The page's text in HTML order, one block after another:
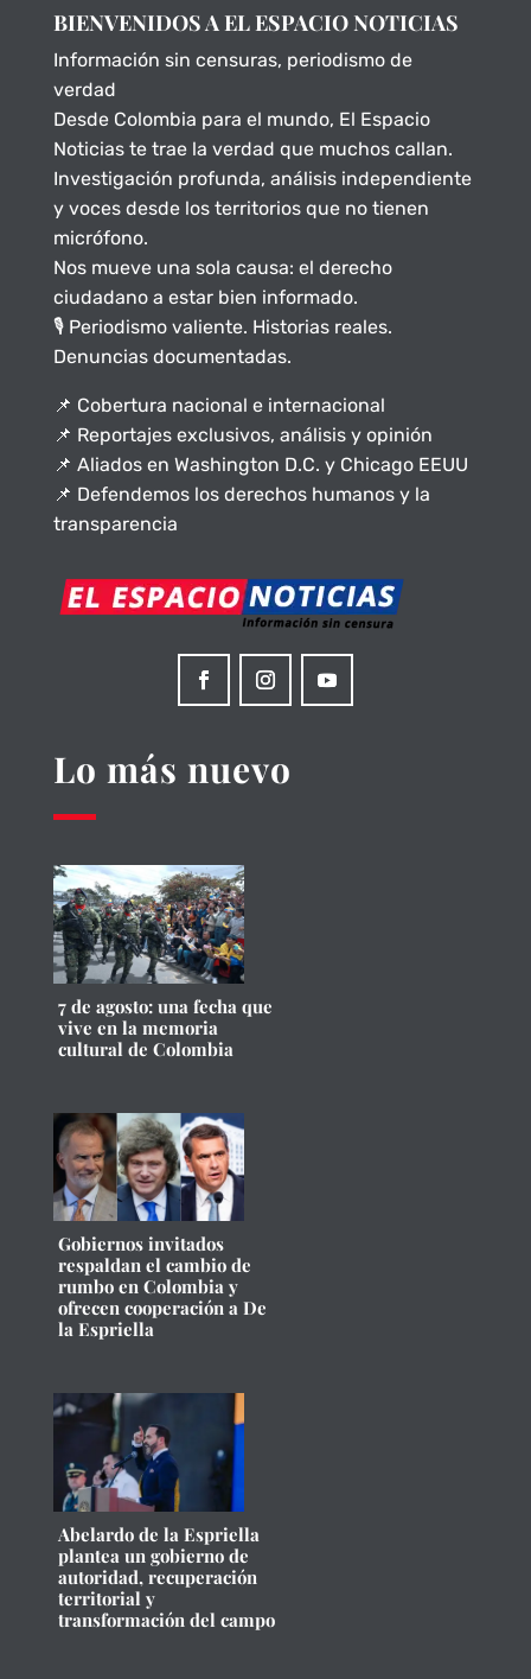
BIENVENIDOS A EL ESPACIO NOTICIAS
Información sin censuras, periodismo de
verdad
Desde Colombia para el mundo, El Espacio
Noticias te trae la verdad que muchos callan.
Investigación profunda, análisis independiente
y voces desde los territorios que no tienen
micrófono.
Nos mueve una sola causa: el derecho
ciudadano a estar bien informado.
🎙️ Periodismo valiente. Historias reales.
Denuncias documentadas.
📌 Cobertura nacional e internacional
📌 Reportajes exclusivos, análisis y opinión
📌 Aliados en Washington D.C. y Chicago EEUU
📌 Defendemos los derechos humanos y la
transparencia
Lo más nuevo
7 de agosto: una fecha que
vive en la memoria
cultural de Colombia
Gobiernos invitados
respaldan el cambio de
rumbo en Colombia y
ofrecen cooperación a De
la Espriella
Abelardo de la Espriella
plantea un gobierno de
autoridad, recuperación
territorial y
transformación del campo